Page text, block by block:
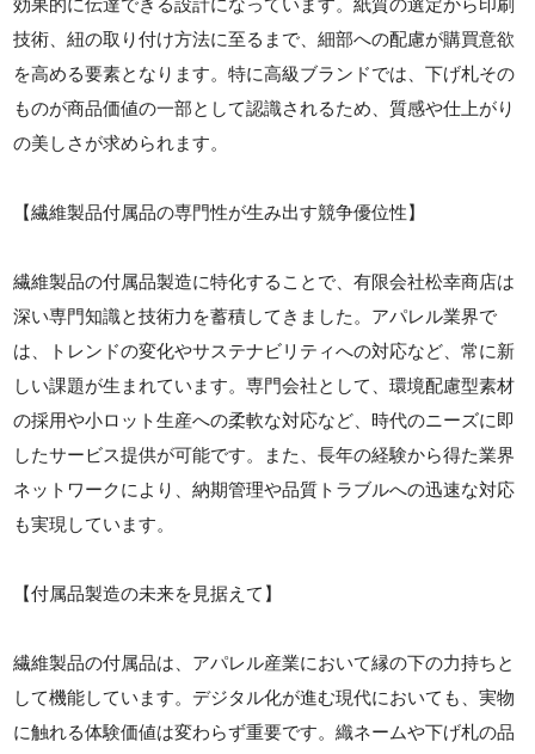
技術、紐の取り付け方法に至るまで、細部への配慮が購買意欲
を高める要素となります。特に高級ブランドでは、下げ札その
ものが商品価値の一部として認識されるため、質感や仕上がり
の美しさが求められます。
【繊維製品付属品の専門性が生み出す競争優位性】
繊維製品の付属品製造に特化することで、有限会社松幸商店は
深い専門知識と技術力を蓄積してきました。アパレル業界で
は、トレンドの変化やサステナビリティへの対応など、常に新
しい課題が生まれています。専門会社として、環境配慮型素材
の採用や小ロット生産への柔軟な対応など、時代のニーズに即
したサービス提供が可能です。また、長年の経験から得た業界
ネットワークにより、納期管理や品質トラブルへの迅速な対応
も実現しています。
【付属品製造の未来を見据えて】
繊維製品の付属品は、アパレル産業において縁の下の力持ちと
して機能しています。デジタル化が進む現代においても、実物
に触れる体験価値は変わらず重要です。織ネームや下げ札の品